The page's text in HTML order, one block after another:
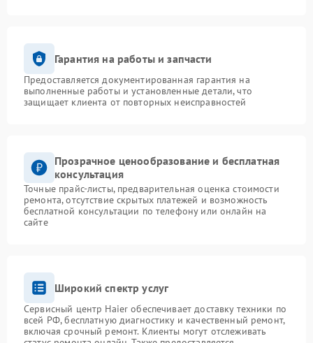
Гарантия на работы и запчасти
Предоставляется документированная гарантия на
выполненные работы и установленные детали, что
защищает клиента от повторных неисправностей
Прозрачное ценообразование и бесплатная
консультация
Точные прайс-листы, предварительная оценка стоимости
ремонта, отсутствие скрытых платежей и возможность
бесплатной консультации по телефону или онлайн на
сайте
Широкий спектр услуг
Сервисный центр Haier обеспечивает доставку техники по
всей РФ, бесплатную диагностику и качественный ремонт,
включая срочный ремонт. Клиенты могут отслеживать